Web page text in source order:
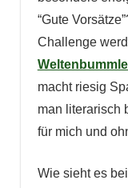
“Gute
Challenge
macht riesig
man literarisch
für mich und
Wie sieht es